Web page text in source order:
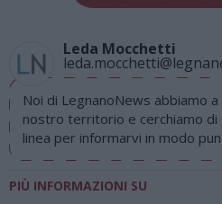
Leda Mocchetti
Noi di LegnanoNews abbiamo
nostro territorio e cerchiamo
linea per informarvi in modo
PIÙ INFORMAZIONI SU